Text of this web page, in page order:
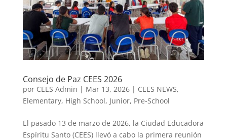
Consejo de Paz CEES 2026
por CEES Admin | Mar 13, 2026| CEES NEWS,
Elementary, High School, Junior, Pre-School
El pasado 13 de marzo de 2026, la Ciudad Educadora
Espíritu Santo (CEES) llevó a cabo la primera reunión